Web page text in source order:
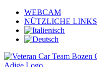
Skip
content
WEBCAM
NÜTZLICHE LINKS